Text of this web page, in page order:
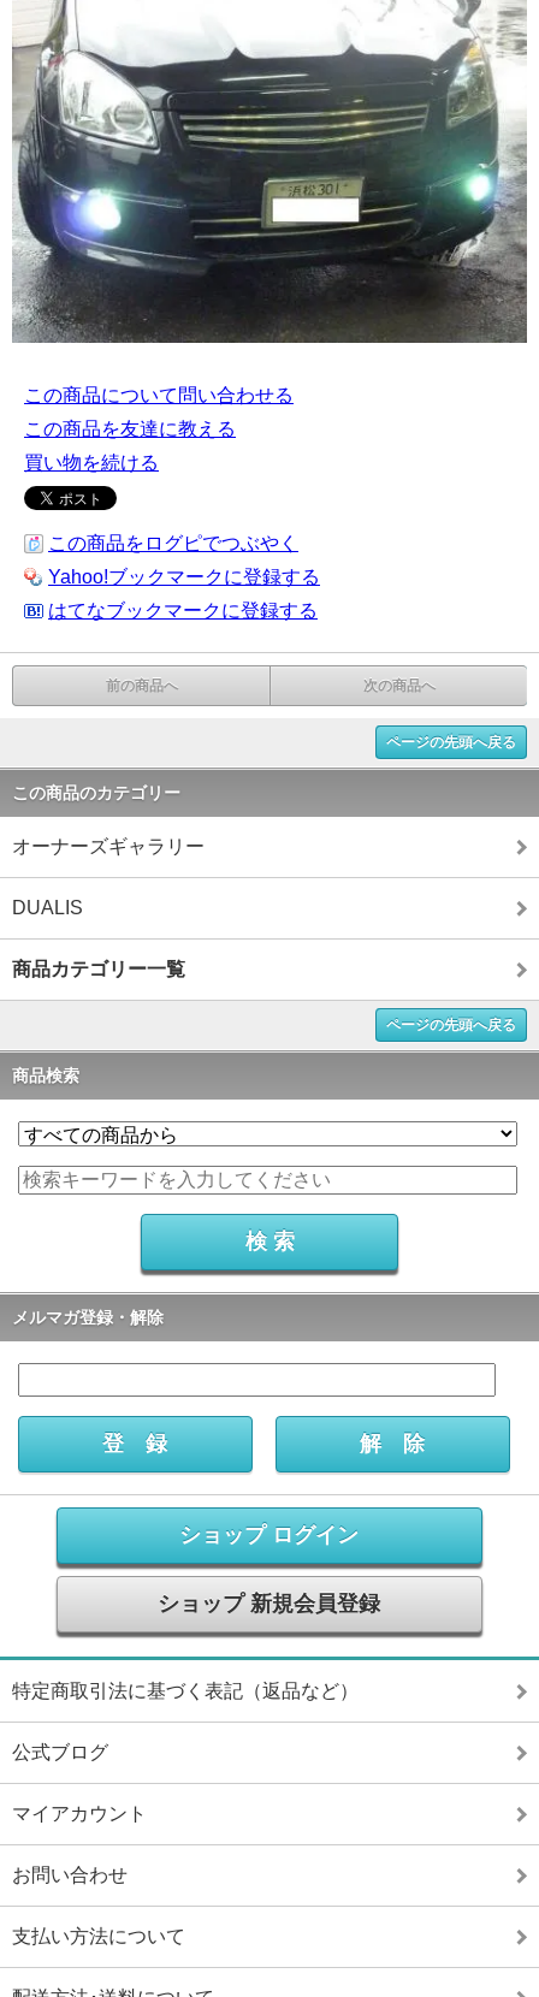
この商品について問い合わせる
この商品を友達に教える
買い物を続ける
この商品をログピでつぶやく
Yahoo!ブックマークに登録する
はてなブックマークに登録する
前の商品へ 次の商品へ
ページの先頭へ戻る
この商品のカテゴリー
オーナーズギャラリー
DUALIS
商品カテゴリー一覧
ページの先頭へ戻る
商品検索
メルマガ登録・解除
ショップ ログイン
ショップ 新規会員登録
特定商取引法に基づく表記（返品など）
公式ブログ
マイアカウント
お問い合わせ
支払い方法について